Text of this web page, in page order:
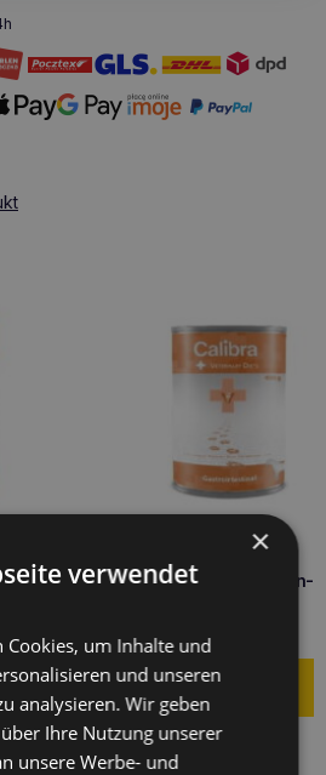
can
CALIBRA VD Hund Magen-
×
verwendet
Cookies, um Inhalte und
und unseren
analysieren. Wir geben
Ihre Nutzung unserer
unsere Werbe- und